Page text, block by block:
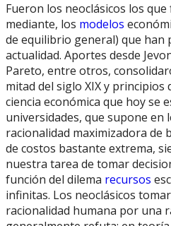
Fueron los neoclásicos los
mediante, los modelos
de equilibrio general) que han
actualidad. Aportes desde
Pareto, entre otros,
mitad del siglo XIX y principios
ciencia económica que hoy se
universidades, que supone en
racionalidad maximizadora de
de costos bastante extrema,
nuestra tarea de tomar
función del dilema recursos
infinitas. Los neoclásicos
racionalidad humana por una